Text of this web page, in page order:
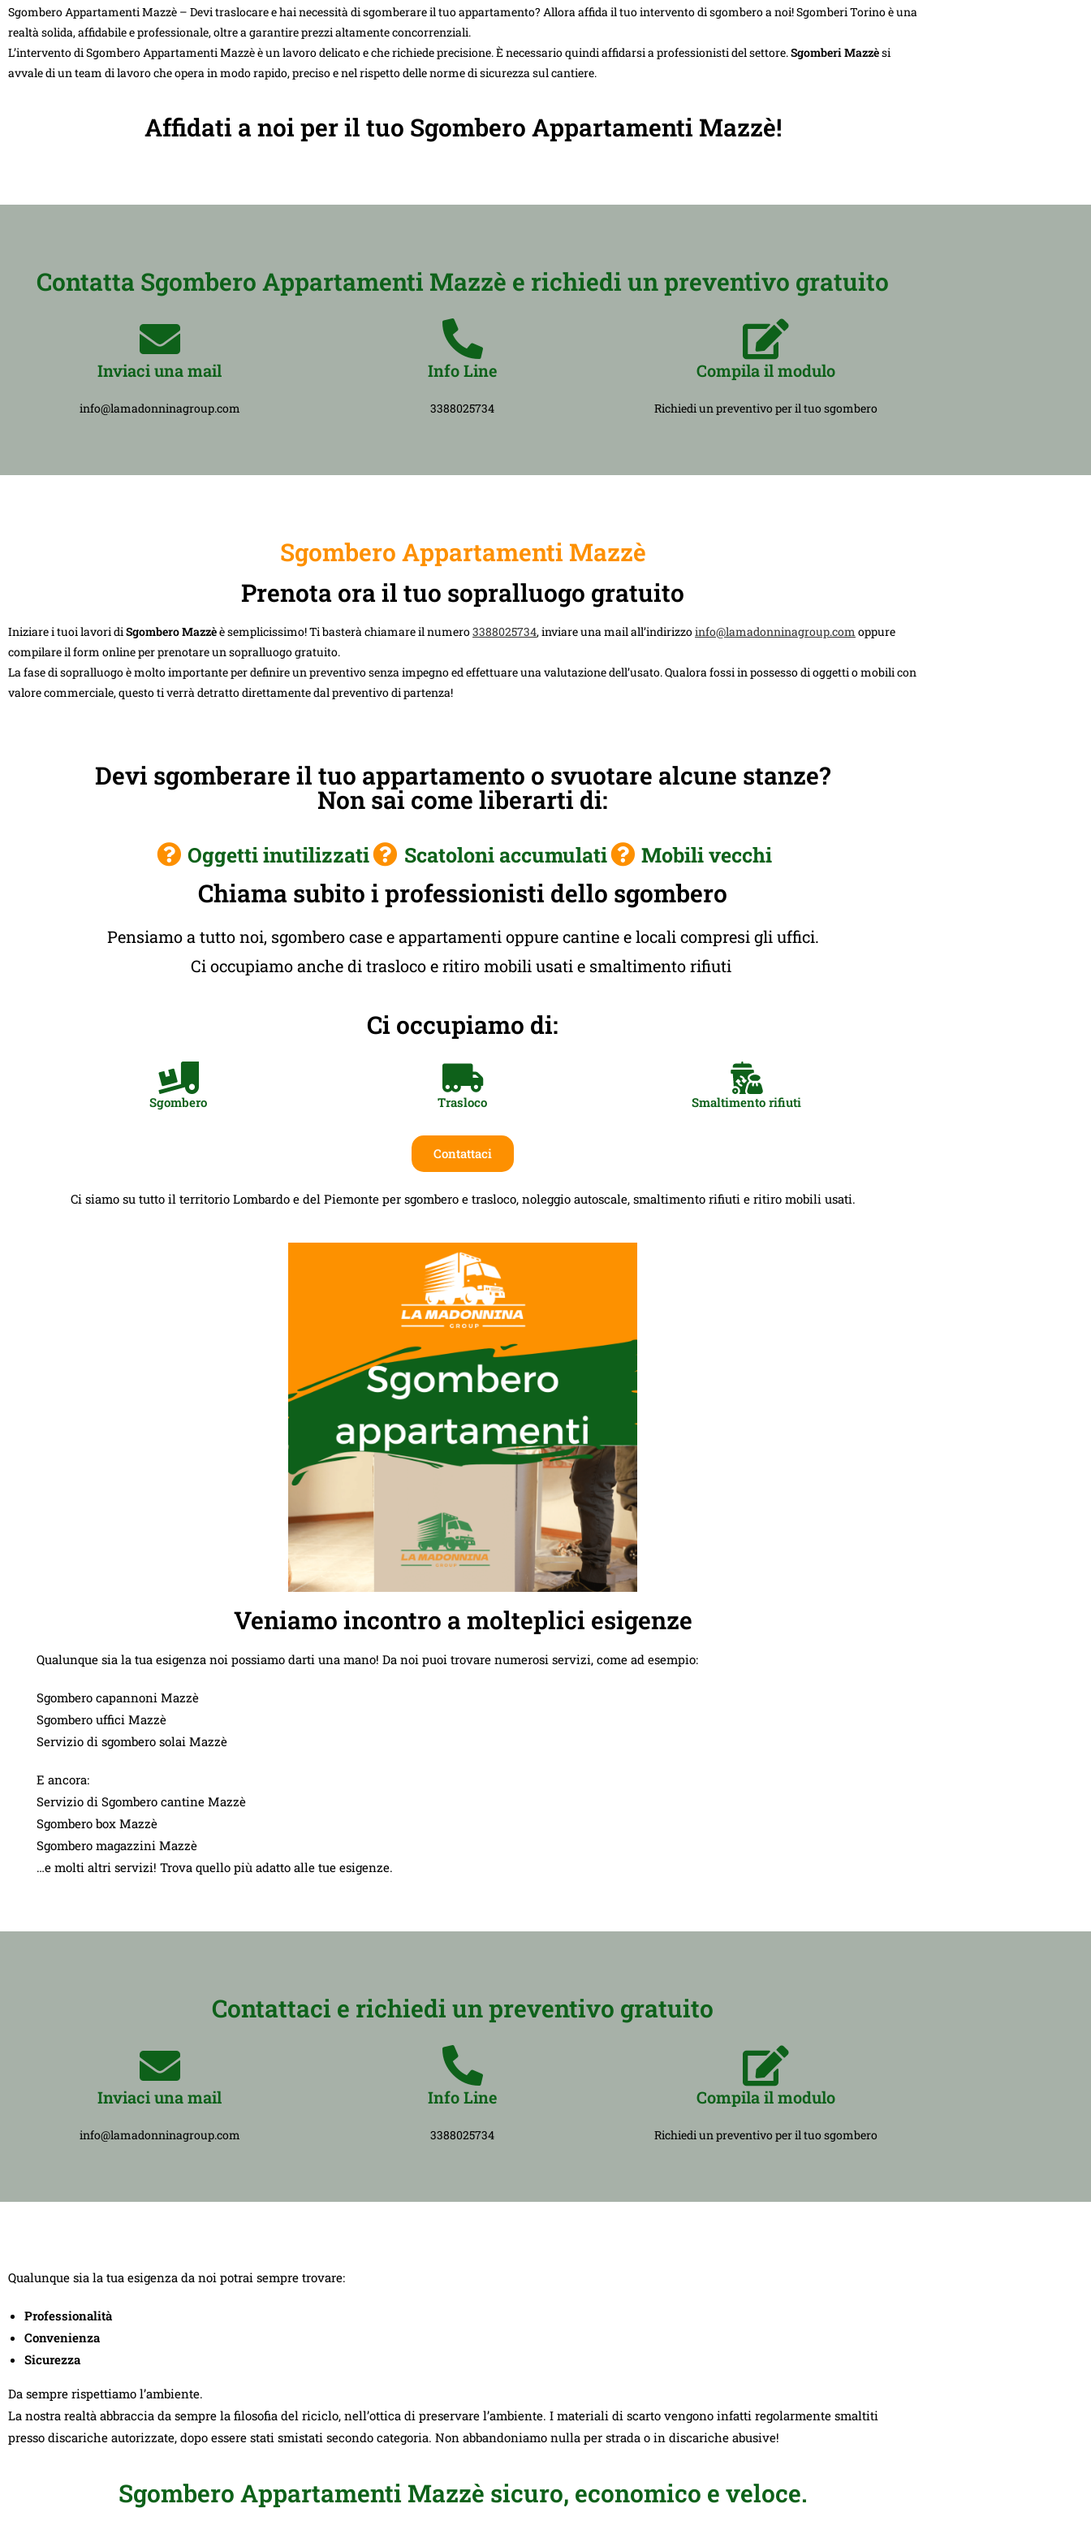
Sgombero Appartamenti Mazzè – Devi traslocare e hai necessità di sgomberare il tuo appartamento? Allora affida il tuo intervento di sgombero a noi! Sgomberi Torino è una
realtà solida, affidabile e professionale, oltre a garantire prezzi altamente concorrenziali.
L’intervento di Sgombero Appartamenti Mazzè è un lavoro delicato e che richiede precisione. È necessario quindi affidarsi a professionisti del settore.Sgomberi Mazzèsi
avvale di un team di lavoro che opera in modo rapido, preciso e nel rispetto delle norme di sicurezza sul cantiere.
Affidati a noi per il tuo Sgombero Appartamenti Mazzè!
Contatta Sgombero Appartamenti Mazzè e richiedi un preventivo gratuito
Inviaci una mail
info@lamadonninagroup.com
Info Line
3388025734
Compila il modulo
Richiedi un preventivo per il tuo sgombero
Sgombero Appartamenti Mazzè
Prenota ora il tuo sopralluogo gratuito
Iniziare i tuoi lavori di Sgombero Mazzèè semplicissimo! Ti basterà chiamare il numero3388025734, inviare una mail all’indirizzoinfo@lamadonninagroup.com oppure
compilare il form online per prenotare un sopralluogo gratuito.
La fase di sopralluogo è molto importante per definire un preventivo senza impegno ed effettuare una valutazione dell’usato. Qualora fossi in possesso di oggetti o mobili con
valore commerciale, questo ti verrà detratto direttamente dal preventivo di partenza!
Devi sgomberare il tuo appartamento o svuotare alcune stanze?
Non sai come liberarti di:
Oggetti inutilizzati Scatoloni accumulati Mobili vecchi
Chiama subito i professionisti dello sgombero
Pensiamo a tutto noi, sgombero case e appartamenti oppure cantine e locali compresi gli uffici.
Ci occupiamo anche di trasloco e ritiro mobili usati e smaltimento rifiuti
Ci occupiamo di:
Sgombero Trasloco Smaltimento rifiuti
Contattaci
Ci siamo su tutto il territorio Lombardo e del Piemonte per sgombero e trasloco, noleggio autoscale, smaltimento rifiuti e ritiro mobili usati.
Veniamo incontro a molteplici esigenze
Qualunque sia la tua esigenza noi possiamo darti una mano! Da noi puoi trovare numerosi servizi, come ad esempio:
Sgombero capannoni Mazzè
Sgombero uffici Mazzè
Servizio di sgombero solai Mazzè
E ancora:
Servizio di Sgombero cantine Mazzè
Sgombero box Mazzè
Sgombero magazzini Mazzè
…e molti altri servizi! Trova quello più adatto alle tue esigenze.
Contattaci e richiedi un preventivo gratuito
Inviaci una mail
info@lamadonninagroup.com
Info Line
3388025734
Compila il modulo
Richiedi un preventivo per il tuo sgombero
Qualunque sia la tua esigenza da noi potrai sempre trovare:
Professionalità
Convenienza
Sicurezza
Da sempre rispettiamo l’ambiente.
La nostra realtà abbraccia da sempre la filosofia del riciclo, nell’ottica di preservare l’ambiente. I materiali di scarto vengono infatti regolarmente smaltiti
presso discariche autorizzate, dopo essere stati smistati secondo categoria. Non abbandoniamo nulla per strada o in discariche abusive!
Sgombero Appartamenti Mazzè sicuro, economico e veloce.